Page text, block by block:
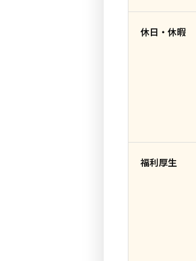
休日・休暇
福利厚生